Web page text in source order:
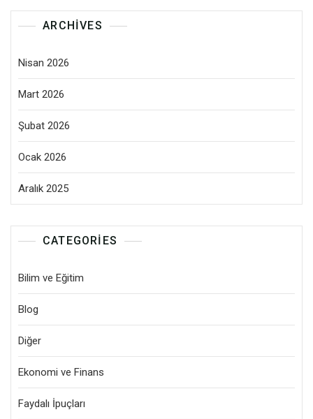
ARCHIVES
Nisan 2026
Mart 2026
Şubat 2026
Ocak 2026
Aralık 2025
CATEGORIES
Bilim ve Eğitim
Blog
Diğer
Ekonomi ve Finans
Faydalı İpuçları